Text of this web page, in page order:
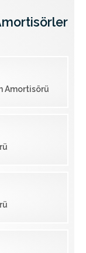
Amortisörü